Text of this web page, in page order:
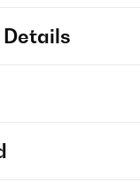
Details